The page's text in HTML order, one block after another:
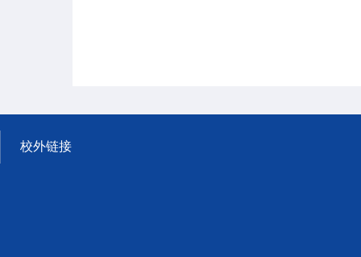
校外链接